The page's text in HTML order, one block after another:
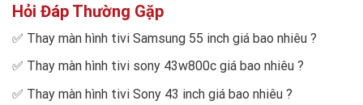
Hỏi Đáp Thường Gặp
✅ Thay màn hình tivi Samsung 55 inch giá bao nhiêu ?
✅ Thay màn hình tivi sony 43w800c giá bao nhiêu ?
✅ Thay màn hình tivi Sony 43 inch giá bao nhiêu ?